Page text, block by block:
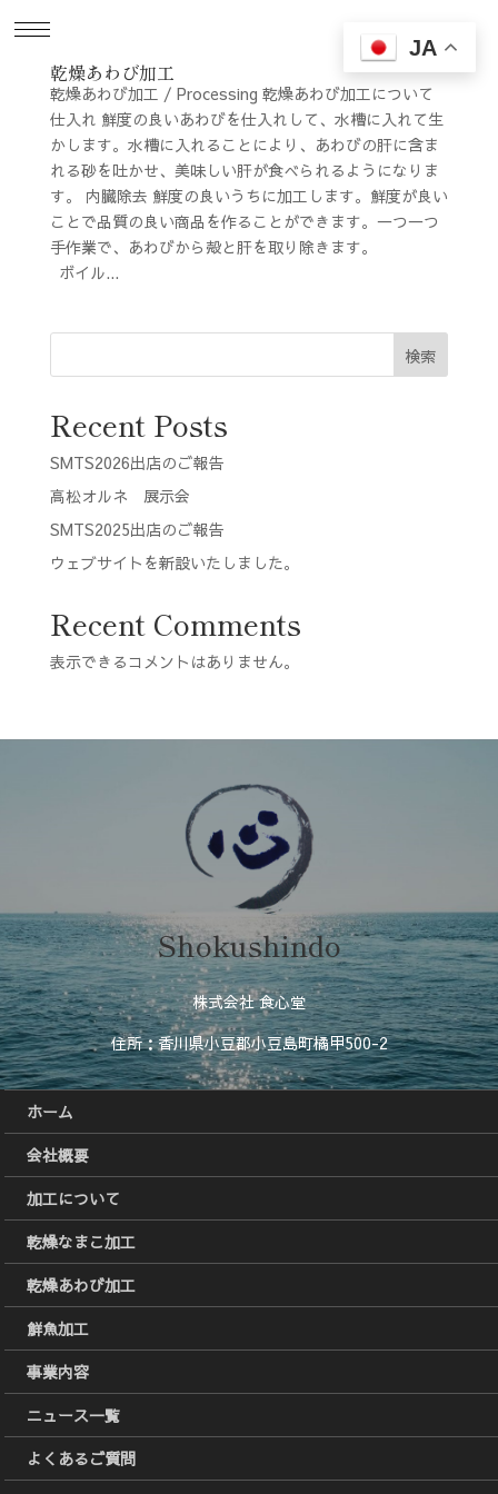
乾燥あわび加工
乾燥あわび加工 / Processing 乾燥あわび加工について
仕入れ 鮮度の良いあわびを仕入れして、水槽に入れて生
かします。水槽に入れることにより、あわびの肝に含ま
れる砂を吐かせ、美味しい肝が食べられるようになりま
す。 内臓除去 鮮度の良いうちに加工します。鮮度が良い
ことで品質の良い商品を作ることができます。一つ一つ
手作業で、あわびから殻と肝を取り除きます。
ボイル...
検索
Recent Posts
SMTS2026出店のご報告
高松オルネ 展示会
SMTS2025出店のご報告
ウェブサイトを新設いたしました。
Recent Comments
表示できるコメントはありません。
Shokushindo
株式会社 食心堂
住所：香川県小豆郡小豆島町橘甲500-2
ホーム
会社概要
加工について
乾燥なまこ加工
乾燥あわび加工
鮮魚加工
事業内容
ニュース一覧
よくあるご質問
JA